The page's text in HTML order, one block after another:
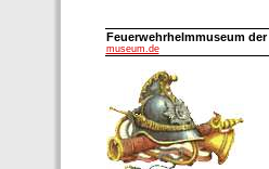
Feuerwehrhelmmuseum
museum.de